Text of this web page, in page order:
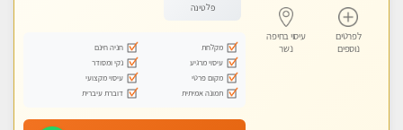
לפרטים
נוספים
עיסוי בחיפה
נשר
פלטינה
מקלחת
חניה חינם
עיסוי מרגיע
נקי ומסודר
מקום פרטי
עיסוי מקצועי
תמונה אמיתית
דוברת עיברית